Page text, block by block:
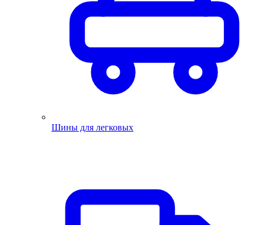
Шины для легковых